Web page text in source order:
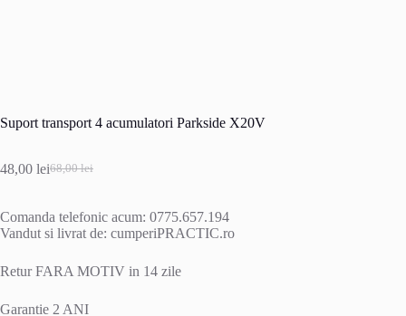
Suport transport 4 acumulatori Parkside X20V
68,00lei
Prețul
fost:
68,00 lei.
48,00 leiPrețul
48,00 lei.
Comanda telefonic acum: 0775.657.194
Vandut si livrat de: cumperiPRACTIC.ro
Retur FARA MOTIV in 14 zile
Garantie 2 ANI